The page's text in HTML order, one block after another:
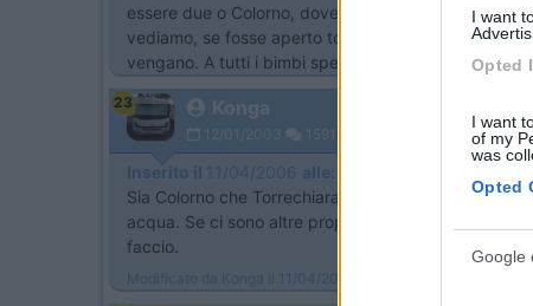
I want
Opted
I want
of my
was
Opted
Google
essere due o Colorno, dove c'è la reggia o al
vediamo, se fosse aperto torrechiara, il punto di
vengano. A tutti i bimbi sperduti del po che ci
23 Konga
12/01/2003 1591
Inserito il 11/04/2006 alle:
Sia Colorno che Torrechiara sono aperti per
acqua. Se ci sono altre proposte su questa zona
faccio.
Modificato da Konga il 11/04/2006 alle 10:42:13